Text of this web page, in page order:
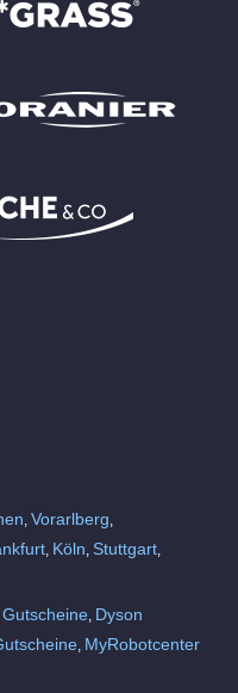
Vorarlberg
Köln Stuttgart
Dyson
MyRobotcenter